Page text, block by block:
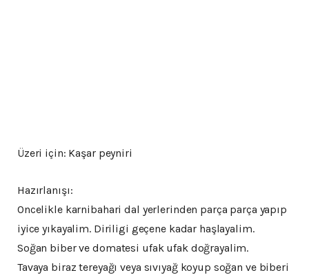
Üzeri için: Kaşar peyniri
Hazırlanışı:
Oncelikle karnibahari dal yerlerinden parça parça yapıp
iyice yıkayalim. Diriligi geçene kadar haşlayalim.
Soğan biber ve domatesi ufak ufak doğrayalim.
Tavaya biraz tereyağı veya sıvıyağ koyup soğan ve biberi